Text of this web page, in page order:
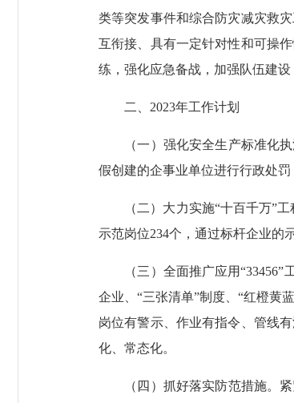
类等突发事件和综合防灾减灾救
互衔接、具有一定针对性和可操
练，强化应急备战，加强队伍建
二、2023年工作计划
（一）强化安全生产标准化执
假创建的企事业单位进行行政处
（二）大力实施“十百千万”工
示范岗位234个，通过标杆企业的
（三）全面推广应用“33456”
企业、“三张清单”制度、“红橙黄
岗位有警示、作业有指令、管线
化、常态化。
（四）抓好落实防范措施。